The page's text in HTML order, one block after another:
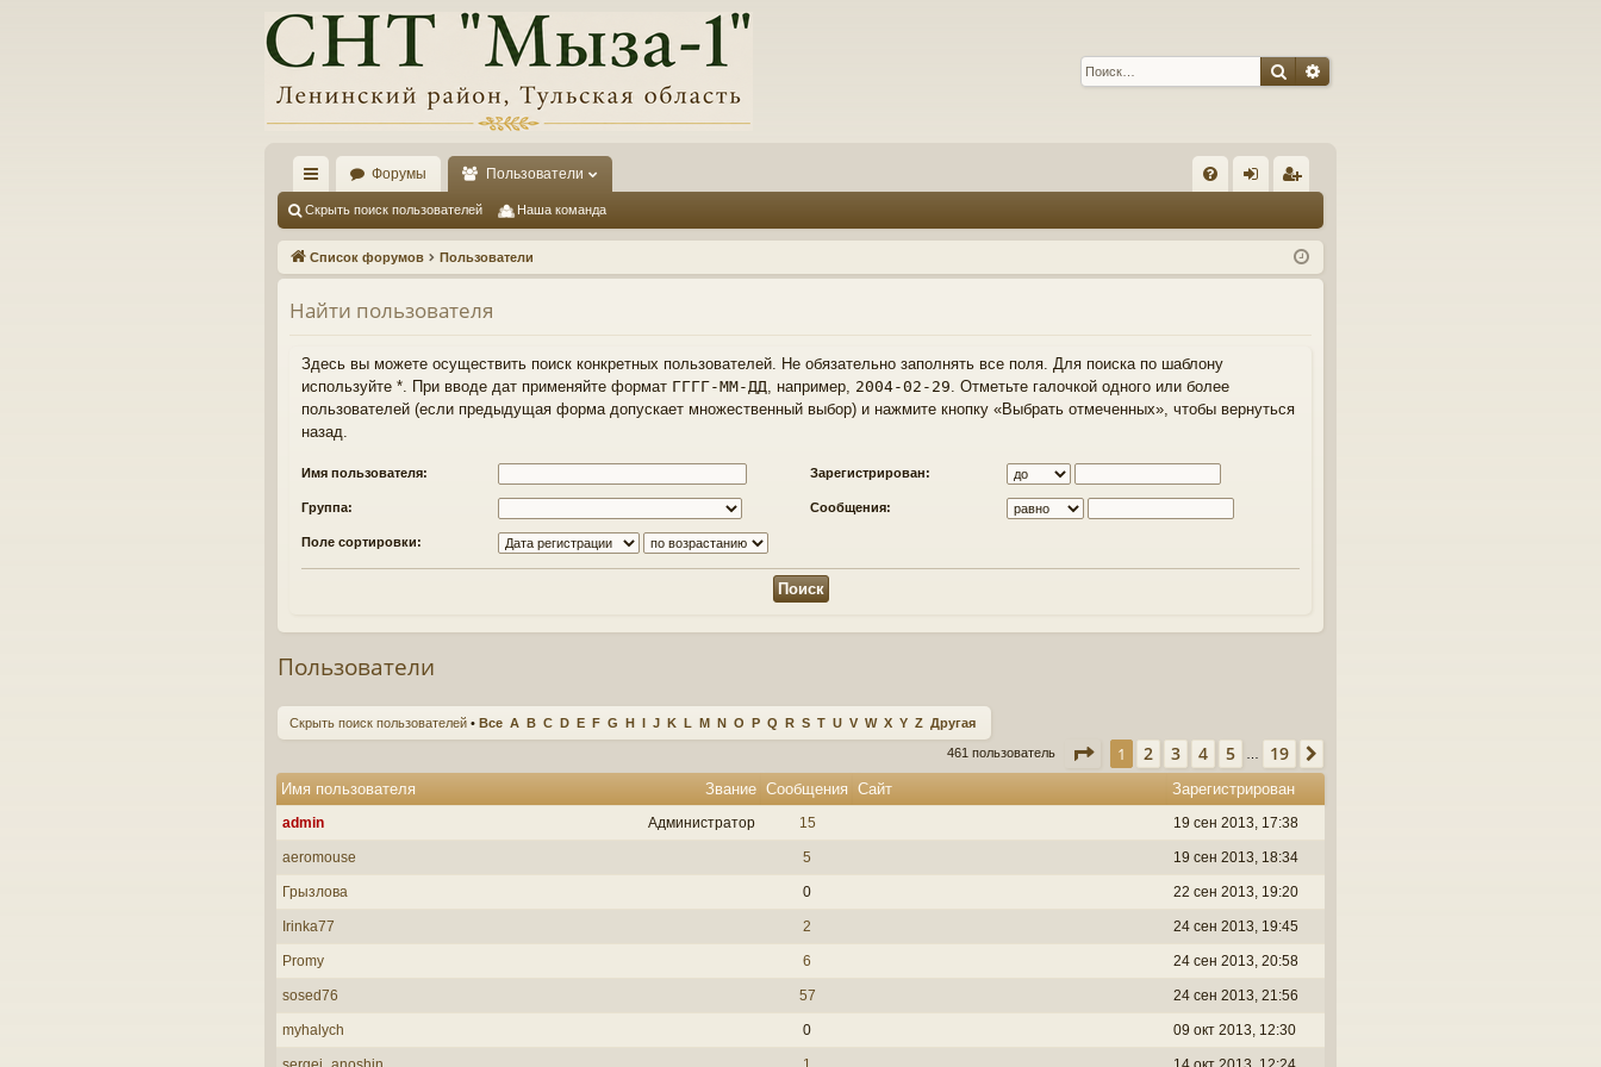
ПоискРасширенный поиск
с
ы
лк
и
Форумы Пользователи
Q д ис
тр
Скрыть поиск пользователей Наша команда
Список форумов Пользователи
Найти пользователя
Здесь вы можете осуществить поиск конкретных пользователей. Не обязательно заполнять все поля. Для поиска по шаблону
используйте *. При вводе дат применяйте формат ГГГГ-ММ-ДД , например, 2004-02-29 . Отметьте галочкой одного или более
пользователей (если предыдущая форма допускает множественный выбор) и нажмите кнопку «Выбрать отмеченных», чтобы вернуться
назад.
Имя пользователя:
Группа:
Поле сортировки:
Зарегистрирован:
Сообщения:
Пользователи
Скрыть поиск пользователей • Все A B C D E F G H I J K L M N O P Q R S T U V W X Y Z Другая
461 пользователь Страница из 19
1 2 3 4 5 19
Звание
Имя пользователя Сообщения Сайт Зарегистрирован
Администратор
admin 15 19 сен 2013, 17:38
aeromouse 5 19 сен 2013, 18:34
Грызлова 0 22 сен 2013, 19:20
Irinka77 2 24 сен 2013, 19:45
Promy 6 24 сен 2013, 20:58
sosed76 57 24 сен 2013, 21:56
myhalych 0 09 окт 2013, 12:30